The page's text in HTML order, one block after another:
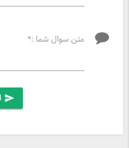
متن سوال شما :*
send